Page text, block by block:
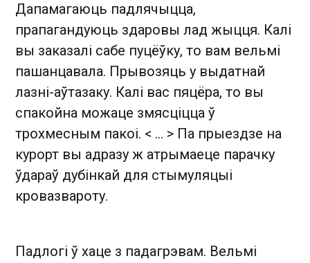
Дапамагаюць падлячыцца,
прапагандуюць здаровы лад жыцця. Калі
вы заказалі сабе пуцёўку, то вам вельмі
пашанцавала. Прывозяць у выдатнай
лазні-аўтазаку. Калі вас пяцёра, то вы
спакойна можаце змясціцца ў
трохмесным пакоі. < ... > Па прыездзе на
курорт вы адразу ж атрымаеце парачку
ўдараў дубінкай для стымуляцыі
кровазвароту.
Падлогі ў хаце з падагрэвам. Вельмі